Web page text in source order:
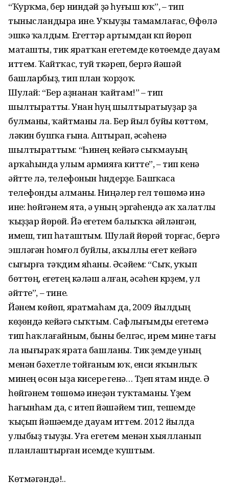
“Ҡурҡма, бер ниндәй ҙә һуғыш юҡ”, – тип
тынысландыра ине. Уҡыуҙы тамамлағас, Өфөлә
эшкә ҡалдым. Егеттәр артымдан күп йөрөп
маташты, тик яратҡан егетемде көтөүемде дауам
иттем. Ҡайтҡас, туй үткәреп, бергә йәшәй
башларбыҙ, тип план ҡорҙоҡ.
Шулай: “Бер аҙнанан ҡайтам!” – тип
шылтыратты. Унан һуң шылтыратыу­ҙар ҙа
булманы, ҡайтманы ла. Бер йыл буйы көттөм,
ләкин бушҡа ғына. Аптырап, әсәһенә
шылтыраттым: “Һинең кейәүгә сыҡмауың
арҡаһында улым армияға китте”, – тип кенә
әйтте лә, телефонын һүндерҙе. Башҡаса
телефонды алманы. Ниңәлер гел төшөмә инә
ине: һөйгәнем ята, ә уның эргәһендә аҡ халатлы
ҡыҙҙар йөрөй. Йә егетем балыҡҡа әйләнгән,
имеш, тип һаташтым. Шулай йөрөй торғас, бергә
эшләгән һомғол буйлы, аҡыллы егет кейәүгә
сығырға тәҡдим яһаны. Әсәйем: “Сыҡ, уҡып
бөттөң, егетең кәләш алған, әсәһен күрҙем, ул
әйтте”, – тине.
Йәнем көйөп, яратмаһам да, 2009 йылдың
көҙөндә кейәүгә сыҡтым. Сафлығымды егетемә
тип һаҡлағайным, быны белгәс, ирем мине тағы
ла нығыраҡ ярата башланы. Тик үҙемде уның
менән бәхетле тойғаным юҡ, енси яҡынлыҡ
минең өсөн ыҙа кисереү генә… Түҙеп ятам инде. Ә
һөйгәнем төшөмә инеүҙән туҡтаманы. Үҙем
һағынһам да, үс итеп йәшәйем тип, тешемде
ҡыҫып йәшәүемде дауам иттем. 2012 йылда
улыбыҙ тыуҙы. Уға егетем менән хыялланып
планлаштырған исемде ҡуштым.
Көтмәгәндә!..